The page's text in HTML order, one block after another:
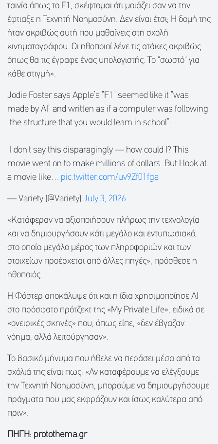
ταινία όπως το F1, σκέφτομαι ότι μοιάζει σαν να την
έφτιαξε η Τεχνητή Νοημοσύνη. Δεν είναι έτσι; Η δομή της
ήταν ακριβώς αυτή που μαθαίνεις στη σχολή
κινηματογράφου. Οι ηθοποιοί λένε τις ατάκες ακριβώς
όπως θα τις έγραφε ένας υπολογιστής. Το "σωστό" για
κάθε στιγμή».
Jodie Foster says Apple’s “F1” seemed like it “was
made by AI” and written as if a computer was following
“the structure that you would learn in school”:
“I don’t say this disparagingly — how could I? This
movie went on to make millions of dollars. But I look at
a movie like… pic.twitter.com/uv9Zf01fga
— Variety (@Variety) July 3, 2026
«Κατάφεραν να αξιοποιήσουν πλήρως την τεχνολογία
και να δημιουργήσουν κάτι μεγάλο και εντυπωσιακό,
στο οποίο μεγάλο μέρος των πληροφοριών και των
στοιχείων προέρχεται από άλλες πηγές», πρόσθεσε η
ηθοποιός.
Η Φόστερ αποκάλυψε ότι και η ίδια χρησιμοποίησε AI
στο πρόσφατο πρότζεκτ της «My Private Life», ειδικά σε
«ονειρικές σκηνές» που, όπως είπε, «δεν έβγαζαν
νόημα, αλλά λειτούργησαν».
Το βασικό μήνυμα που ήθελε να περάσει μέσα από τα
σχόλιά της είναι πως: «Αν καταφέρουμε να ελέγξουμε
την Τεχνητή Νοημοσύνη, μπορούμε να δημιουργήσουμε
πράγματα που μας εκφράζουν και ίσως καλύτερα από
πριν».
ΠΗΓΗ: protothema.gr